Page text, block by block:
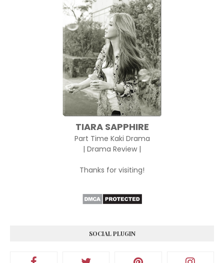
TIARA SAPPHIRE
Part Time Kaki Drama
| Drama Review |
Thanks for visiting!
SOCIAL PLUGIN